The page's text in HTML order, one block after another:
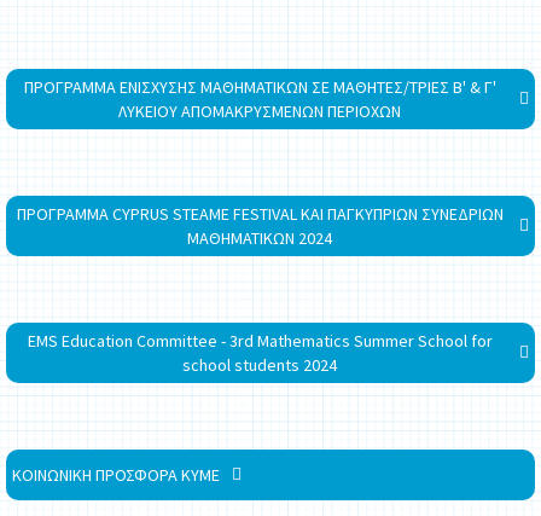
ΠΡΟΓΡΑΜΜΑ ΕΝΙΣΧΥΣΗΣ ΜΑΘΗΜΑΤΙΚΩΝ ΣΕ ΜΑΘΗΤΕΣ/ΤΡΙΕΣ Β' & Γ'
ΛΥΚΕΙΟΥ ΑΠΟΜΑΚΡΥΣΜΕΝΩΝ ΠΕΡΙΟΧΩΝ
ΠΡΟΓΡΑΜΜΑ CYPRUS STEAME FESTIVAL ΚΑΙ ΠΑΓΚΥΠΡΙΩΝ ΣΥΝΕΔΡΙΩΝ
ΜΑΘΗΜΑΤΙΚΩΝ 2024
EMS Education Committee - 3rd Mathematics Summer School for
school students 2024
ΚΟΙΝΩΝΙΚΗ ΠΡΟΣΦΟΡΑ ΚΥΜΕ